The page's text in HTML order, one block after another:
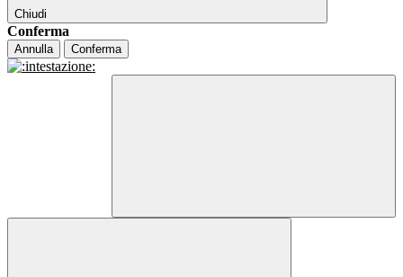
Chiudi
Conferma
Annulla Conferma